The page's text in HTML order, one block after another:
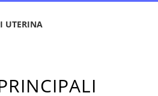
UTERINA